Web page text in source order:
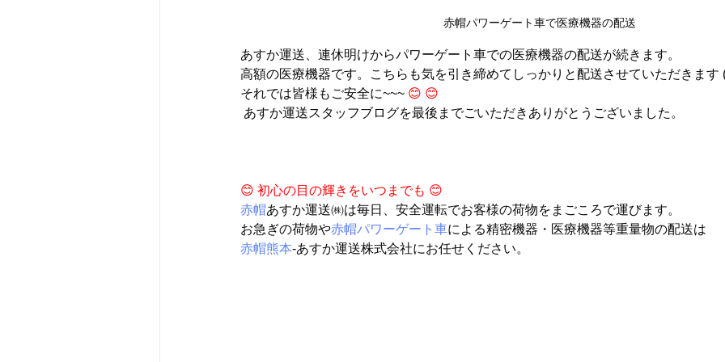
赤帽パワーゲート車で医療機器の配送
あすか運送、連休明けからパワーゲート車での医療機器の配送が続きます。
高額の医療機器です。こちらも気を引き締めてしっかりと配送させていただきます
それでは皆様もご安全に~~~ 😊 😊
あすか運送スタッフブログを最後までごいただきありがとうございました。
😊 初心の目の輝きをいつまでも 😊
赤帽あすか運送㈱は毎日、安全運転でお客様の荷物をまごころで運びます。
お急ぎの荷物や赤帽パワーゲート車による精密機器・医療機器等重量物の配送は
赤帽熊本-あすか運送株式会社にお任せください。